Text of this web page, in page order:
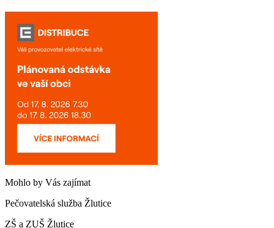
Mohlo by Vás zajímat
Pečovatelská služba Žlutice
ZŠ a ZUŠ Žlutice